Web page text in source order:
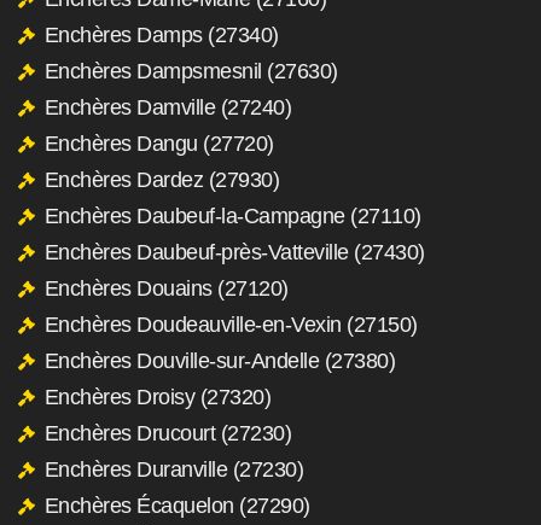
Enchères Damps (27340)
Enchères Dampsmesnil (27630)
Enchères Damville (27240)
Enchères Dangu (27720)
Enchères Dardez (27930)
Enchères Daubeuf-la-Campagne (27110)
Enchères Daubeuf-près-Vatteville (27430)
Enchères Douains (27120)
Enchères Doudeauville-en-Vexin (27150)
Enchères Douville-sur-Andelle (27380)
Enchères Droisy (27320)
Enchères Drucourt (27230)
Enchères Duranville (27230)
Enchères Écaquelon (27290)